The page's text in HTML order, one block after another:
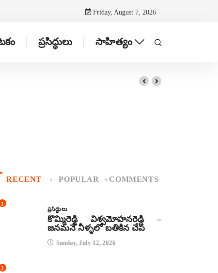
Friday, August 7, 2026
ప్రసిద్ధులు సాహిత్యం
RECENT POPULAR COMMENTS
1
ప్రసిద్ధులు
కొమ్మిరెడ్డి విశ్వమోహనరెడ్డి –
జనమనే నీళ్ళలో బతికిన చేప
Sunday, July 12, 2026
2